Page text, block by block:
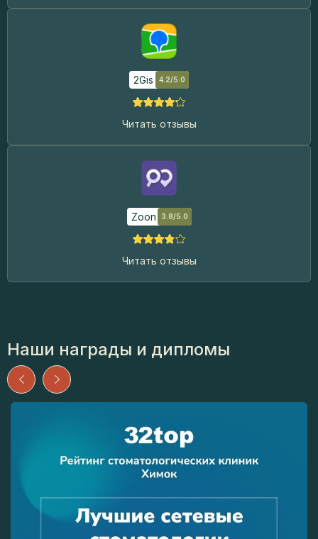
2Gis 4.2/5.0
Читать отзывы
Zoon 3.8/5.0
Читать отзывы
Наши награды и дипломы